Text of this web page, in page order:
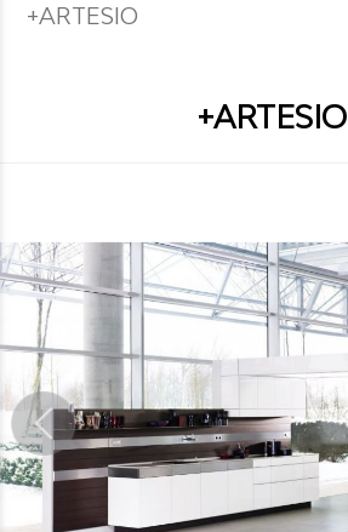
+ARTESIO
+ARTESIO